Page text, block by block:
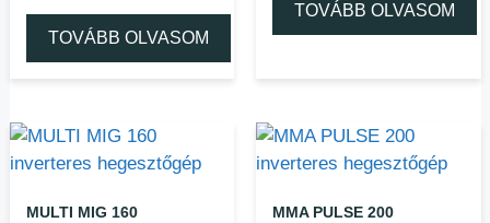
TOVÁBB OLVASOM
TOVÁBB OLVASOM
MULTI MIG 160
MMA PULSE 200